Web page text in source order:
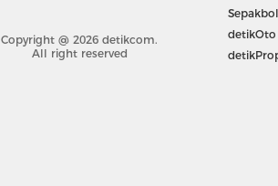
Copyright @ 2026 detikcom.
All right reserved
detikOto